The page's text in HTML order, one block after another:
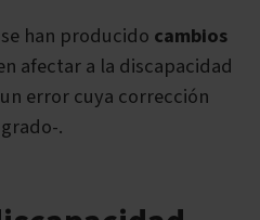
han producido cambios
afectar a la discapacidad
error cuya corrección
.